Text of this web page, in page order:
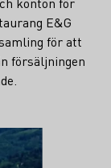
E&G
för att
försäljningen